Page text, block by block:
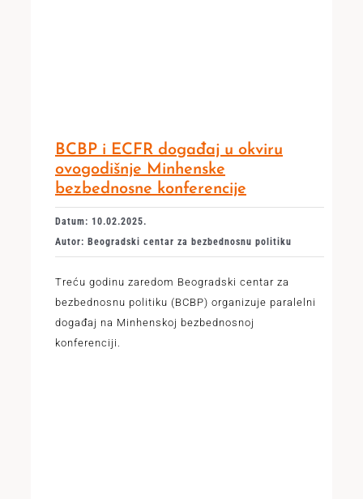
BCBP i ECFR događaj u okviru
ovogodišnje Minhenske
bezbednosne konferencije
Datum: 10.02.2025.
Autor: Beogradski centar za bezbednosnu politiku
Treću godinu zaredom Beogradski centar za
bezbednosnu politiku (BCBP) organizuje paralelni
događaj na Minhenskoj bezbednosnoj
konferenciji.